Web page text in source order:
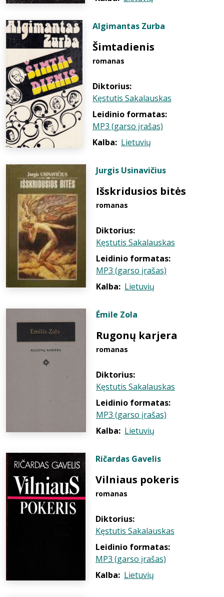
Algimantas Zurba
Šimtadienis
romanas
Diktorius:
Kęstutis Sakalauskas
Leidinio formatas:
MP3 (garso įrašas)
Kalba: Lietuvių
Jurgis Usinavičius
Išskridusios bitės
romanas
Diktorius:
Kęstutis Sakalauskas
Leidinio formatas:
MP3 (garso įrašas)
Kalba: Lietuvių
Émile Zola
Rugonų karjera
romanas
Diktorius:
Kęstutis Sakalauskas
Leidinio formatas:
MP3 (garso įrašas)
Kalba: Lietuvių
Ričardas Gavelis
Vilniaus pokeris
romanas
Diktorius:
Kęstutis Sakalauskas
Leidinio formatas:
MP3 (garso įrašas)
Kalba: Lietuvių